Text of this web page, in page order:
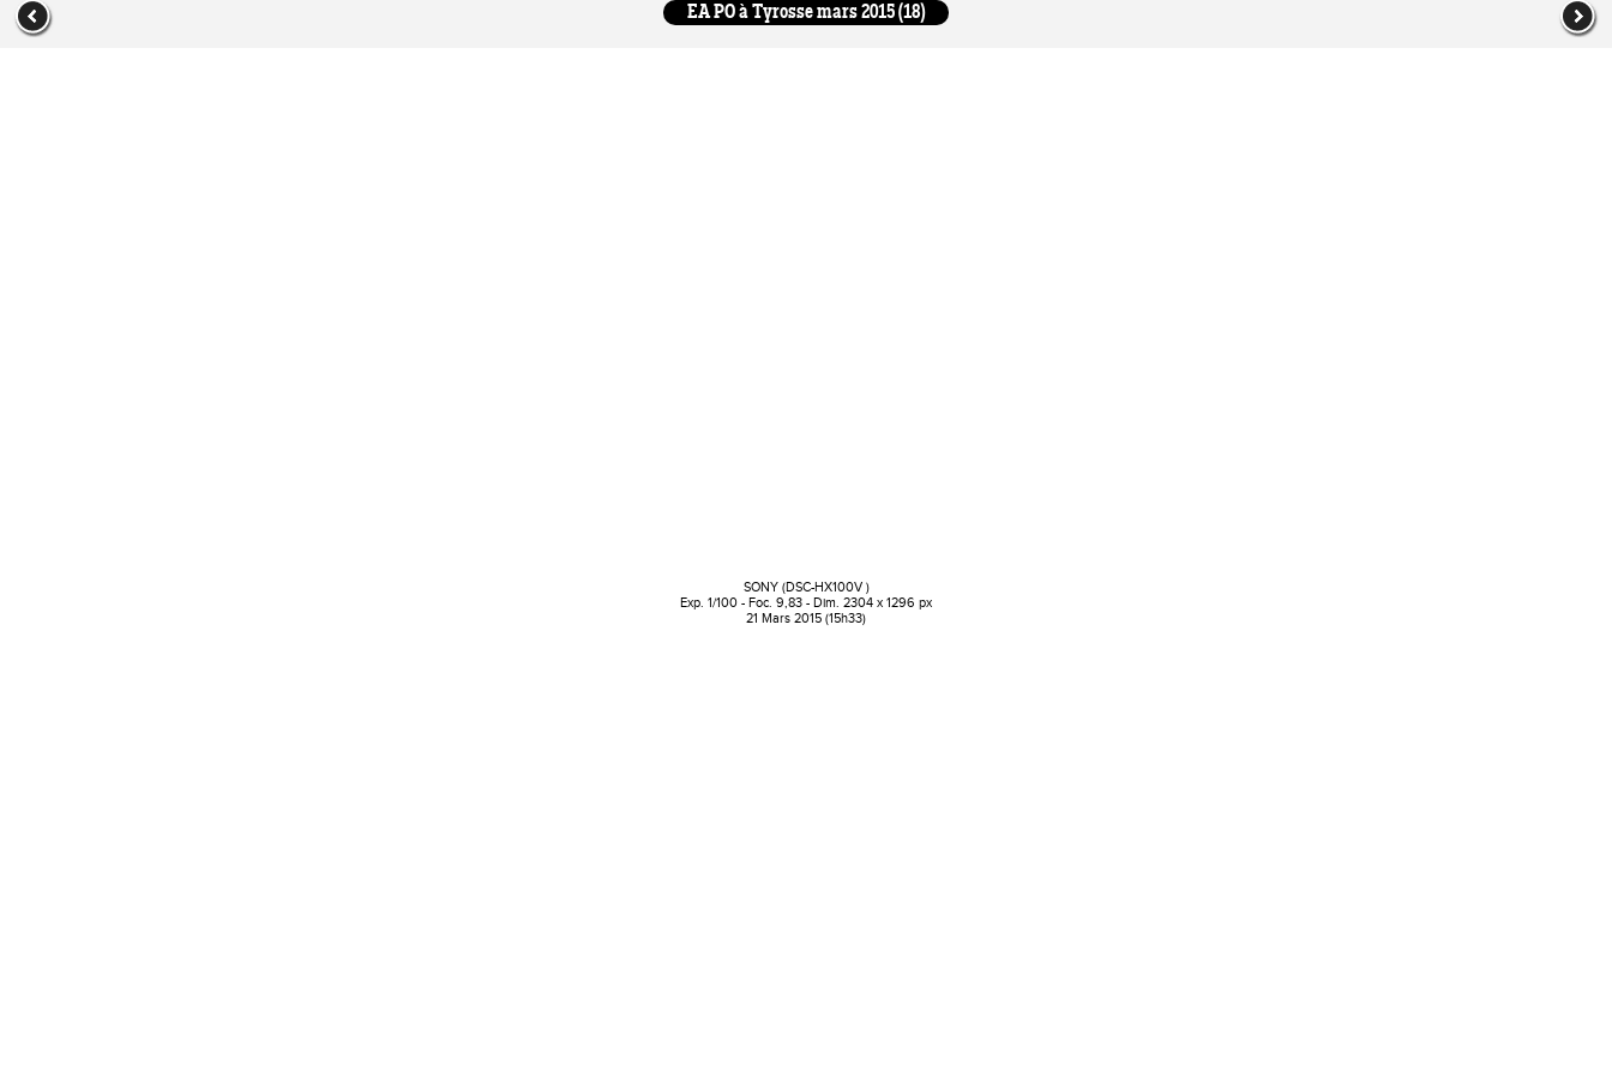
EA PO à Tyrosse mars 2015 (18)
SONY (DSC-HX100V )
Exp. 1/100 - Foc. 9,83 - Dim. 2304 x 1296 px
21 Mars 2015 (15h33)